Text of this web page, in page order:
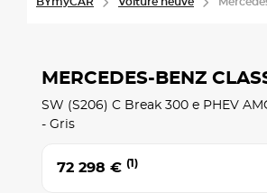
MERCEDES-BENZ
SW (S206) C Break 300 e PHEV
- Gris
72 298 € (1)